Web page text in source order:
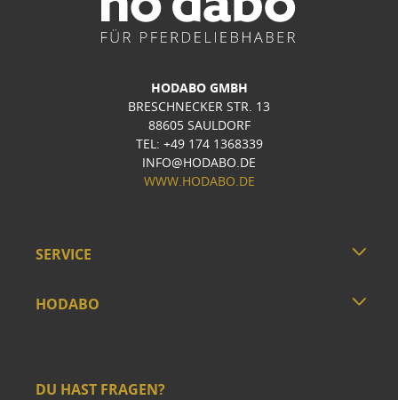
HODABO GMBH
BRESCHNECKER STR. 13
88605 SAULDORF
TEL: +49 174 1368339
INFO@HODABO.DE
WWW.HODABO.DE
SERVICE
HODABO
DU HAST FRAGEN?